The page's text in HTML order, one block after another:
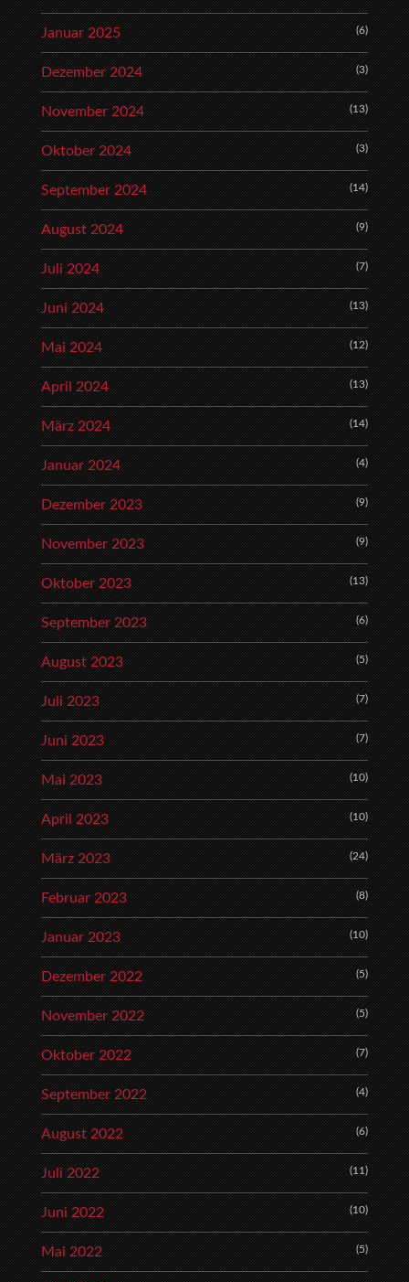
Januar 2025 (6)
Dezember 2024 (3)
November 2024 (13)
Oktober 2024 (3)
September 2024 (14)
August 2024 (9)
Juli 2024 (7)
Juni 2024 (13)
Mai 2024 (12)
April 2024 (13)
März 2024 (14)
Januar 2024 (4)
Dezember 2023 (9)
November 2023 (9)
Oktober 2023 (13)
September 2023 (6)
August 2023 (5)
Juli 2023 (7)
Juni 2023 (7)
Mai 2023 (10)
April 2023 (10)
März 2023 (24)
Februar 2023 (8)
Januar 2023 (10)
Dezember 2022 (5)
November 2022 (5)
Oktober 2022 (7)
September 2022 (4)
August 2022 (6)
Juli 2022 (11)
Juni 2022 (10)
Mai 2022 (5)